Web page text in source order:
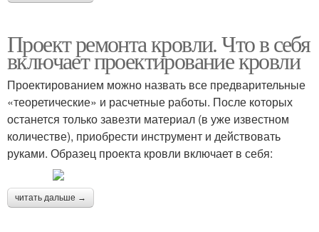
Проект ремонта кровли. Что в себя
включает проектирование кровли
Проектированием можно назвать все предварительные
«теоретические» и расчетные работы. После которых
останется только завезти материал (в уже известном
количестве), приобрести инструмент и действовать
руками. Образец проекта кровли включает в себя:
читать дальше →